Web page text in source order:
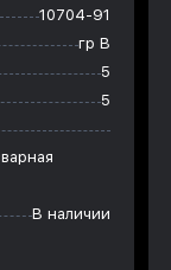
10704-91
гр В
5
5
В наличии